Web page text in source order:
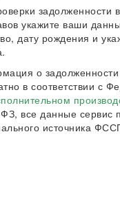
задолженности
укажите ваши
дату рождения и
о задолженности
в соответствии с
все данные сервис
источника